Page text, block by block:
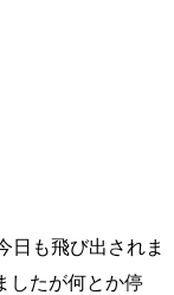
日も飛び出されま
したが何とか停